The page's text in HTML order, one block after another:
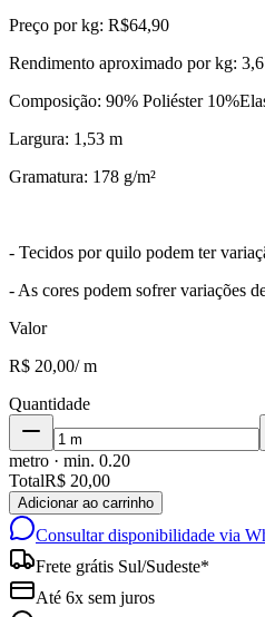
Preço por kg: R$64,90
Rendimento aproximado por kg:
Composição: 90% Poliéster
Largura: 1,53 m
Gramatura: 178 g/m²
- Tecidos por quilo podem ter
- As cores podem sofrer variações
Valor
R$ 20,00/m
Quantidade
metro · min. 0.20
TotalR$ 20,00
Adicionar ao carrinho
Consultar disponibilidade via
Frete grátis Sul/Sudeste*
Até 6x sem juros